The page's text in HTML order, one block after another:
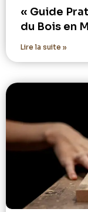
« Guide
du Bois en
Lire la suite »